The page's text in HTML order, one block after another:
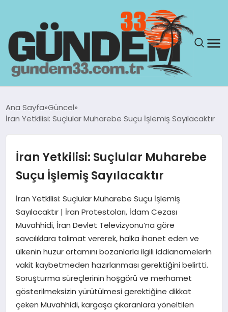
YAŞAM
SAĞLIK
Ana Sayfa Güncel
İran Yetkilisi: Suçlular Muharebe Suçu İşlemiş Sayılacaktır
İran Yetkilisi: Suçlular Muharebe
Suçu İşlemiş Sayılacaktır
İran Yetkilisi: Suçlular Muharebe Suçu İşlemiş
Sayılacaktır | İran Protestoları, İdam Cezası
Muvahhidi, İran Devlet Televizyonu’na göre
savcılıklara talimat vererek, halka ihanet eden ve
ülkenin huzur ortamını bozanlarla ilgili iddianamelerin
vakit kaybetmeden hazırlanması gerektiğini belirtti.
Soruşturma süreçlerinin hoşgörü ve merhamet
gösterilmeksizin yürütülmesi gerektiğine dikkat
çeken Muvahhidi, kargaşa çıkaranlara yöneltilen